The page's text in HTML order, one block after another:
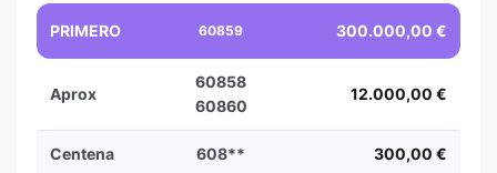
PRIMERO 60859 300.000,00 €
Aprox
60858
60860
12.000,00 €
Centena 608** 300,00 €